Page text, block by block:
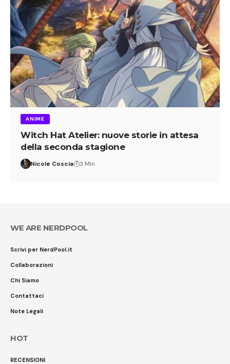
ANIME
Witch Hat Atelier: nuove storie in attesa
della seconda stagione
Nicole Coscia 3 Min
WE ARE NERDPOOL
Scrivi per NerdPool.it
Collaborazioni
Chi Siamo
Contattaci
Note Legali
HOT
RECENSIONI